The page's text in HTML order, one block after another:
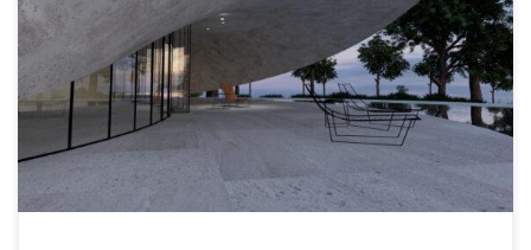
Nowoczesna architektura często opiera się na betonie wspartym
stalowym rusztowaniem. Ten wzmocniony beton lub wszystkim
dobrze znany żelbet jest szczególnie popularny, ponieważ jest
tani, a jednocześnie wyjątkowo nośny. Zawalające się konstrukcje
ujawniają jednak pewien problem: prędzej czy później w każdym
betonie powstają minimalne […]